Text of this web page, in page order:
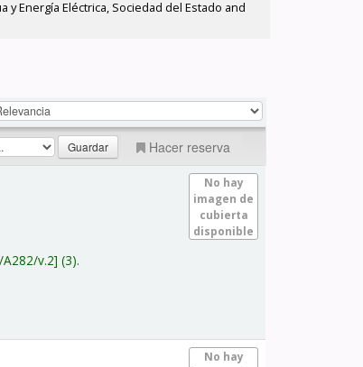
y Energía Eléctrica, Sociedad del Estado and
Hacer reserva
No hay
imagen de
cubierta
disponible
v.2 (3).
No hay